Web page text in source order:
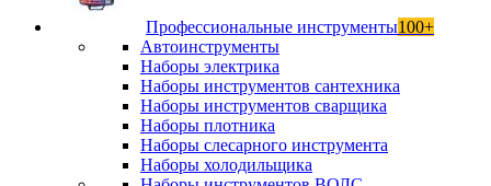
Профессиональные инструменты100+
Автоинструменты
Наборы электрика
Наборы инструментов сантехника
Наборы инструментов сварщика
Наборы плотника
Наборы слесарного инструмента
Наборы холодильщика